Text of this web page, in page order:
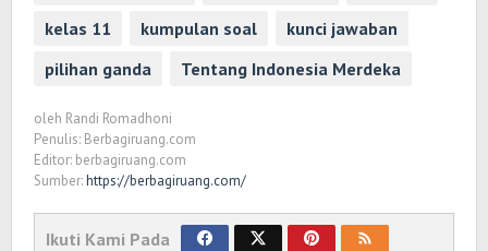
kelas 11
kumpulan soal
kunci jawaban
pilihan ganda
Tentang Indonesia Merdeka
oleh Randi Romadhoni
Penulis: Berbagiruang.com
Editor: berbagiruang.com
Sumber:https://berbagiruang.com/
Ikuti Kami Pada